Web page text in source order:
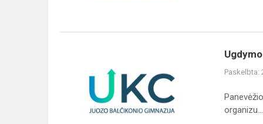
naujienos
Paskelbta:
organizu...